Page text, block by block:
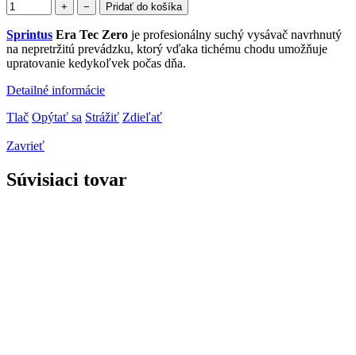
+ − Pridať do košíka
Sprintus Era Tec Zero je profesionálny suchý vysávač navrhnutý
na nepretržitú prevádzku, ktorý vďaka tichému chodu umožňuje
upratovanie kedykoľvek počas dňa.
Detailné informácie
Tlač Opýtať sa Strážiť Zdieľať
Zavrieť
Súvisiaci tovar